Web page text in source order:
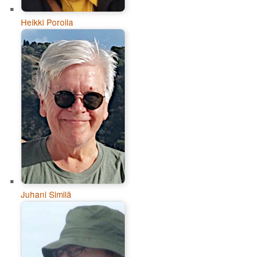
Heikki Poroila
Juhani Similä